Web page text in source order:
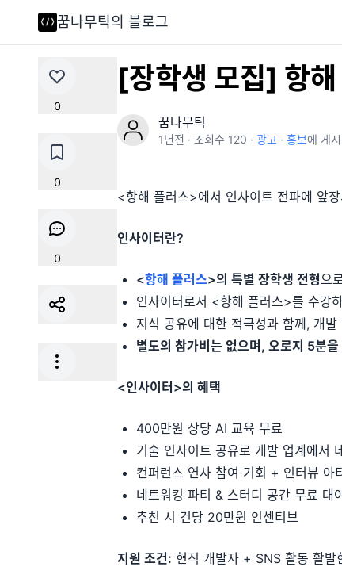
꿈나무틱의 블로그
꿈나무틱의 블로그
0
0
0
[장학생 모집] 항
꿈나무틱
1년전 · 조회수 120 · 광고 · 홍보에 게
<항해 플러스>에서 인사이트 전파에 앞
인사이터란?
<항해 플러스>의 특별 장학생 전형으
인사이터로서 <항해 플러스>를 수강
지식 공유에 대한 적극성과 함께, 개
별도의 참가비는 없으며, 오로지 5분
<인사이터>의 혜택
400만원 상당 AI 교육 무료
기술 인사이트 공유로 개발 업계에서
컨퍼런스 연사 참여 기회 + 인터뷰 아
네트워킹 파티 & 스터디 공간 무료 대
추천 시 건당 20만원 인센티브
지원 조건: 현직 개발자 + SNS 활동 활발